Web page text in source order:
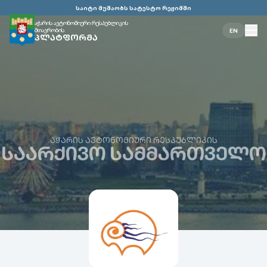
საიტი მუშაობს სატესტო რეჟიმში
აჭარის ავტონომიური რესპუბლიკის
მთავრობის
ᲞᲚᲐᲢᲤᲝᲠᲛᲐ
EN
ᲐᲭᲐᲠᲘᲡ ᲐᲕᲢᲝᲜᲝᲛᲘᲣᲠᲘ ᲠᲔᲡᲞᲣᲑᲚᲘᲙᲘᲡ
ᲡᲐᲐᲠᲥᲘᲕᲝ ᲡᲐᲛᲛᲐᲠᲗᲕᲔᲚᲝ